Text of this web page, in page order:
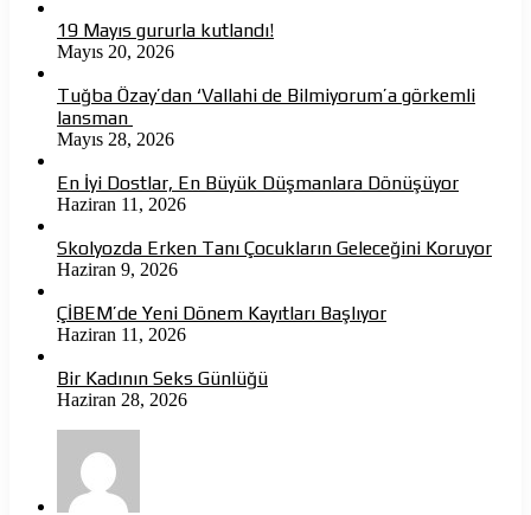
19 Mayıs gururla kutlandı!
Mayıs 20, 2026
Tuğba Özay’dan ‘Vallahi de Bilmiyorum’a görkemli
lansman
Mayıs 28, 2026
En İyi Dostlar, En Büyük Düşmanlara Dönüşüyor
Haziran 11, 2026
Skolyozda Erken Tanı Çocukların Geleceğini Koruyor
Haziran 9, 2026
ÇİBEM’de Yeni Dönem Kayıtları Başlıyor
Haziran 11, 2026
Bir Kadının Seks Günlüğü
Haziran 28, 2026